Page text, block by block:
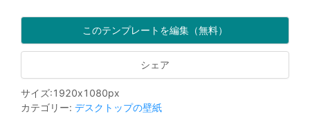
このテンプレートを編集（無料）
シェア
サイズ:1920x1080px
カテゴリー: デスクトップの壁紙